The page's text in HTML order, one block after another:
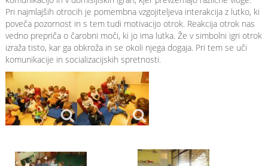
Pri najmlajših otrocih je pomembna vzgojiteljeva interakcija z lutko, ki
poveča pozornost in s tem tudi motivacijo otrok. Reakcija otrok nas
vedno prepriča o čarobni moči, ki jo ima lutka. Že v simbolni igri otrok
izraža tisto, kar ga obkroža in se okoli njega dogaja. Pri tem se uči
komunikacije in socializacijskih spretnosti.